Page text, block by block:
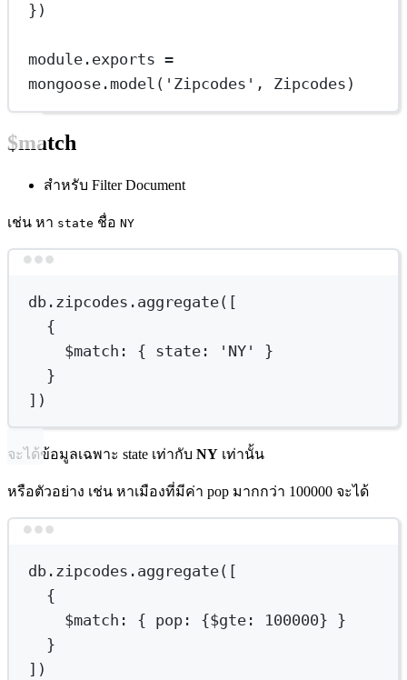
})
module . exports =
mongoose. model ( 'Zipcodes' , Zipcodes)
$match
สำหรับ Filter Document
เช่น หา state ชื่อ NY
db.zipcodes.aggregate([
{
$match : { state: 'NY'
}
}
])
จะได้ข้อมูลเฉพาะ state เท่ากับ NY เท่านั้น
หรือตัวอย่าง เช่น หาเมืองที่มีค่า pop มากกว่า 100000 จะได้
db.zipcodes.aggregate([
{
$match : { pop: {$gte : 100000} }
}
])